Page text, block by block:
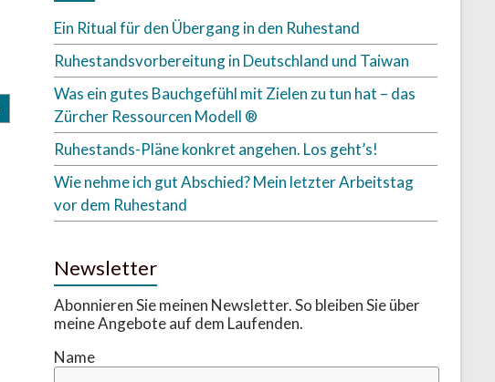
Ein Ritual für den Übergang in den Ruhestand
Ruhestandsvorbereitung in Deutschland und Taiwan
Was ein gutes Bauchgefühl mit Zielen zu tun hat – das
Zürcher Ressourcen Modell ®
Ruhestands-Pläne konkret angehen. Los geht’s!
Wie nehme ich gut Abschied? Mein letzter Arbeitstag
vor dem Ruhestand
Newsletter
Abonnieren Sie meinen Newsletter. So bleiben Sie über
meine Angebote auf dem Laufenden.
Name